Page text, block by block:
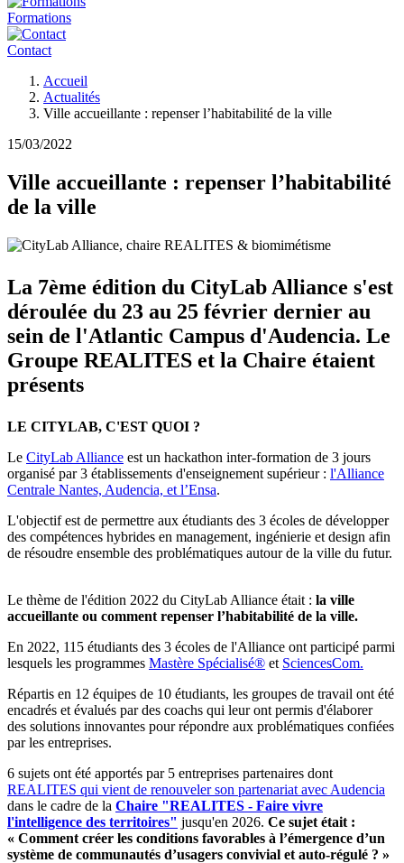
Formations
Contact
d'Ariane
Accueil
Actualités
Ville accueillante : repenser l’habitabilité de la ville
15/03/2022
Ville accueillante : repenser l’habitabilité
de la ville
La 7ème édition du CityLab Alliance s'est
déroulée du 23 au 25 février dernier au
sein de l'Atlantic Campus d'Audencia. Le
Groupe REALITES et la Chaire étaient
présents
LE CITYLAB, C'EST QUOI ?
Le CityLab Alliance est un hackathon inter-formation de 3 jours
organisé par 3 établissements d'enseignement supérieur : l'Alliance
Centrale Nantes, Audencia, et l’Ensa.
L'objectif est de permettre aux étudiants des 3 écoles de développer
des compétences hybrides en management, ingénierie et design afin
de résoudre ensemble des problématiques autour de la ville du futur.
Le thème de l'édition 2022 du CityLab Alliance était : la ville
accueillante ou comment repenser l’habitabilité de la ville.
En 2022, 115 étudiants des 3 écoles de l'Alliance ont participé parmi
lesquels les programmes Mastère Spécialisé® et SciencesCom.
Répartis en 12 équipes de 10 étudiants, les groupes de travail ont été
encadrés et évalués par des coachs qui leur ont permis d'élaborer
des solutions innovantes pour répondre aux problématiques confiées
par les entreprises.
6 sujets ont été apportés par 5 entreprises partenaires dont
REALITES qui vient de renouveler son partenariat avec Audencia
dans le cadre de la Chaire "REALITES - Faire vivre
l'intelligence des territoires" jusqu'en 2026. Ce sujet était :
« Comment créer les conditions favorables à l’émergence d’un
système de communautés d’usagers convivial et auto-régulé ? »